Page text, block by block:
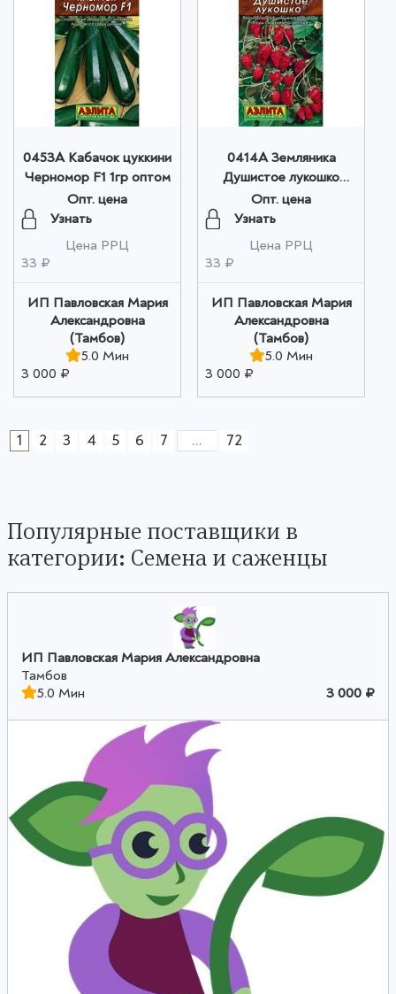
0453A Кабачок цуккини
Черномор F1 1гр оптом
Опт. цена
Узнать
Цена РРЦ
33 ₽
ИП Павловская Мария
Александровна
(Тамбов)
5.0 Мин
3 000 ₽
0414A Земляника
Душистое лукошко
0,04гр оптом
Опт. цена
Узнать
Цена РРЦ
33 ₽
ИП Павловская Мария
Александровна
(Тамбов)
5.0 Мин
3 000 ₽
1 2 3 4 5 6 7 ... 72
Популярные поставщики в
категории: Семена и саженцы
ИП Павловская Мария Александровна
Тамбов
5.0 Мин
3 000 ₽